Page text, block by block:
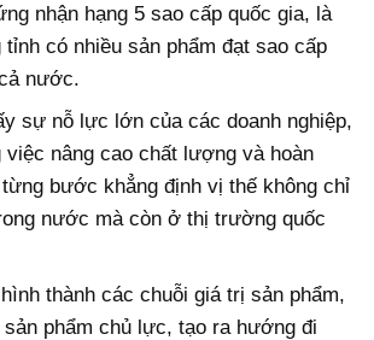
nhận hạng 5 sao cấp quốc gia, là
có nhiều sản phẩm đạt sao cấp
nước.
sự nỗ lực lớn của các doanh nghiệp,
việc nâng cao chất lượng và hoàn
bước khẳng định vị thế không chỉ
nước mà còn ở thị trường quốc
thành các chuỗi giá trị sản phẩm,
phẩm chủ lực, tạo ra hướng đi